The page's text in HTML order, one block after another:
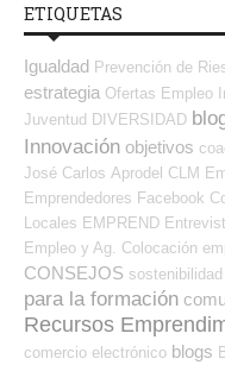
ETIQUETAS
Igualdad Prevención de
estrategia Ofertas Empleo
Juventud DIVERSIDAD
Innovación objetivos
José Carlos Aprodel CLM
Emprendedores Facebook
Locales EMPREND
Empleo y Ag. Colocación
CONSEJOS sostenibilidad
para la formación
Recursos
comercio electrónico blogs